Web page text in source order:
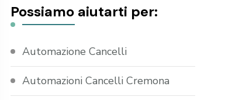
Possiamo aiutarti per:
Automazione Cancelli
Automazioni Cancelli Cremona